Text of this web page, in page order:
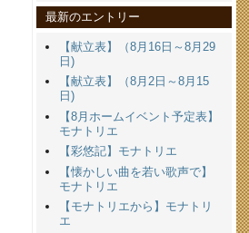
最新のエントリー
【献立表】（8月16日～8月29
日)
【献立表】（8月2日～8月15
日)
【8月ホームイベント予定表】
モナトリエ
【彩悠記】モナトリエ
【懐かしい曲を若い歌声で】
モナトリエ
【モナトリエから】モナトリ
エ